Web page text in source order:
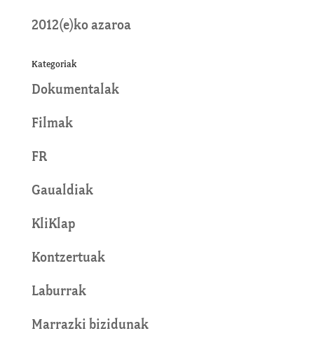
2012(e)ko azaroa
Kategoriak
Dokumentalak
Filmak
FR
Gaualdiak
KliKlap
Kontzertuak
Laburrak
Marrazki bizidunak